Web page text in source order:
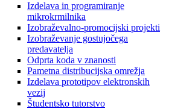
Izdelava in programiranje
mikrokrmilnika
Izobraževalno-promocijski projekti
Izobraževanje gostujočega
predavatelja
Odprta koda v znanosti
Pametna distribucijska omrežja
Izdelava prototipov elektronskih
vezij
Študentsko tutorstvo